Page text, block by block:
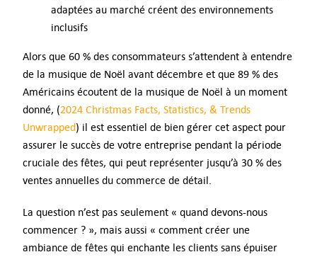
adaptées au marché créent des environnements
inclusifs
Alors que 60 % des consommateurs s’attendent à entendre
de la musique de Noël avant décembre et que 89 % des
Américains écoutent de la musique de Noël à un moment
donné, (2024 Christmas Facts, Statistics, & Trends
Unwrapped) il est essentiel de bien gérer cet aspect pour
assurer le succès de votre entreprise pendant la période
cruciale des fêtes, qui peut représenter jusqu’à 30 % des
ventes annuelles du commerce de détail.
La question n’est pas seulement « quand devons-nous
commencer ? », mais aussi « comment créer une
ambiance de fêtes qui enchante les clients sans épuiser